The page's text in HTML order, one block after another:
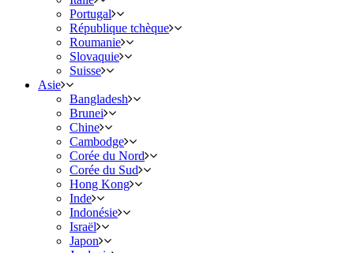
Portugal
République tchèque
Roumanie
Slovaquie
Suisse
Asie
Bangladesh
Brunei
Chine
Cambodge
Corée du Nord
Corée du Sud
Hong Kong
Inde
Indonésie
Israël
Japon